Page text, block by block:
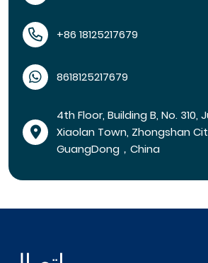
+86 18125217679
8618125217679
4th Floor, Building B, No. 310,
Xiaolan Town, Zhongshan
GuangDong，China